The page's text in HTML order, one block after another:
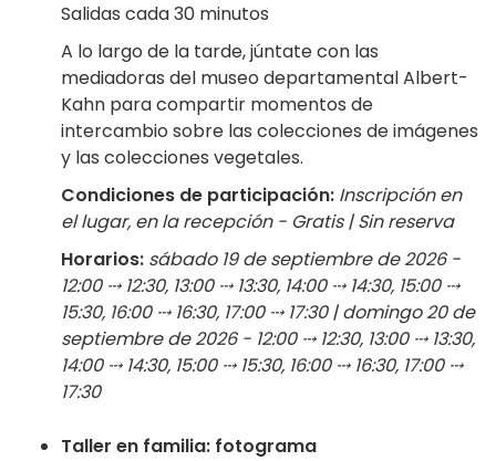
Salidas cada 30 minutos
A lo largo de la tarde, júntate con las
mediadoras del museo departamental Albert-
Kahn para compartir momentos de
intercambio sobre las colecciones de imágenes
y las colecciones vegetales.
Condiciones de participación: Inscripción en
el lugar, en la recepción - Gratis | Sin reserva
Horarios: sábado 19 de septiembre de 2026 -
12:00 ⤏ 12:30, 13:00 ⤏ 13:30, 14:00 ⤏ 14:30, 15:00 ⤏
15:30, 16:00 ⤏ 16:30, 17:00 ⤏ 17:30 | domingo 20 de
septiembre de 2026 - 12:00 ⤏ 12:30, 13:00 ⤏ 13:30,
14:00 ⤏ 14:30, 15:00 ⤏ 15:30, 16:00 ⤏ 16:30, 17:00 ⤏
17:30
Taller en familia: fotograma